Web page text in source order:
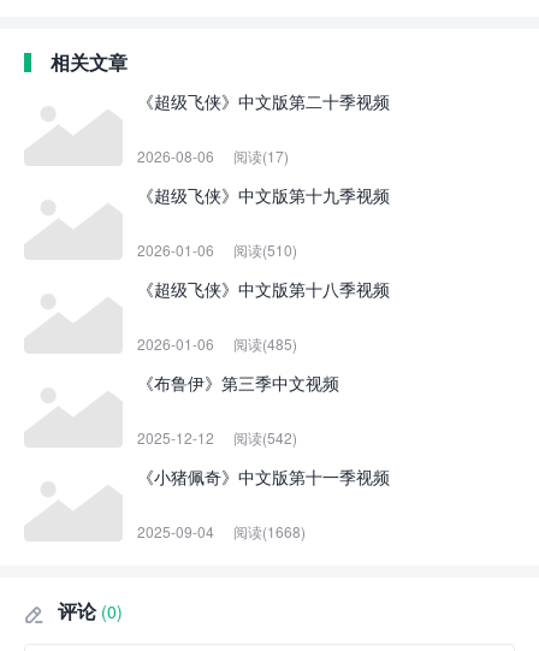
相关文章
《超级飞侠》中文版第二十季视频
2026-08-06 阅读(17)
《超级飞侠》中文版第十九季视频
2026-01-06 阅读(510)
《超级飞侠》中文版第十八季视频
2026-01-06 阅读(485)
《布鲁伊》第三季中文视频
2025-12-12 阅读(542)
《小猪佩奇》中文版第十一季视频
2025-09-04 阅读(1668)
 评论 (0)